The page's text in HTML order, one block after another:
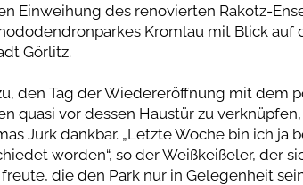
Einweihung des renovierten Rakotz-
Kromlau mit Blick auf
Görlitz.
den Tag der Wiedereröffnung mit dem
quasi vor dessen Haustür zu
Jurk dankbar. „Letzte Woche bin ich ja
worden“, so der Weißkeißeler, der
freute, die den Park nur in Gelegenheit